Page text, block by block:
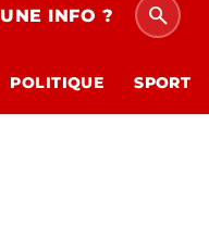
UNE INFO ? search
POLITIQUE SPORT